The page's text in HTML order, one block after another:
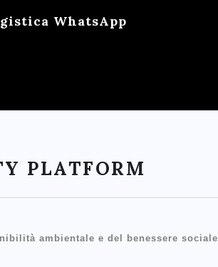
WhatsApp
PLATFORM
ambientale e del benessere sociale